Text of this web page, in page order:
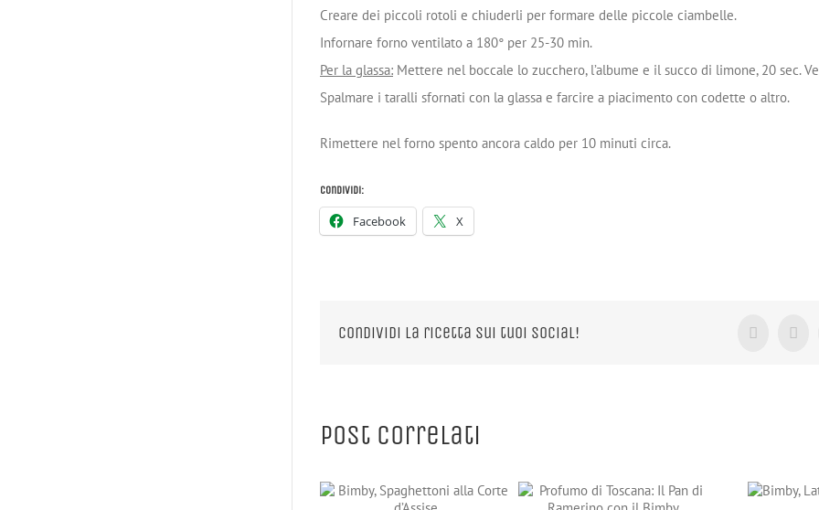
Creare dei piccoli rotoli e chiuderli per formare delle piccole ciambelle.
Infornare forno ventilato a 180° per 25-30 min.
Per la glassa: Mettere nel boccale lo zucchero, l’albume e il succo di limone, 20 sec.
Spalmare i taralli sfornati con la glassa e farcire a piacimento con codette o altro.
Rimettere nel forno spento ancora caldo per 10 minuti circa.
Condividi:
Facebook X
Condividi la ricetta sui tuoi Social! Facebook
X
Post correlati